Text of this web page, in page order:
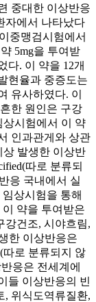
중대한 이상반응
자에서 나타났다
중맹검시험에서
5mg을 투여받
다. 이 약을 12개
현율과 중증도는
유사하였다. 이
한 원인은 구강
상시험에서 이 약
인과관게와 상관
상 발생한 이상반
따로 분류되
응 국내에서 실
상시험을 통해
약을 투여받은
강건조, 시야흐림,
한 이상반응은
따로 분류되지 않
응은 전세계에
들 이상반응의 빈
, 위식도역류질환,